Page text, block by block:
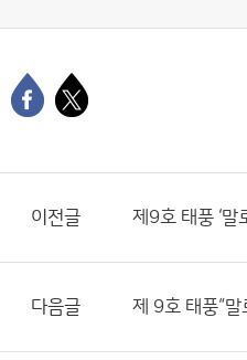
이전글 제9호 태풍 ‘말
다음글 제 9호 태풍“